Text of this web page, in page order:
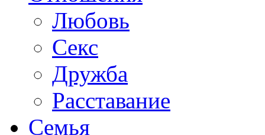
Любовь
Секс
Дружба
Расставание
Семья